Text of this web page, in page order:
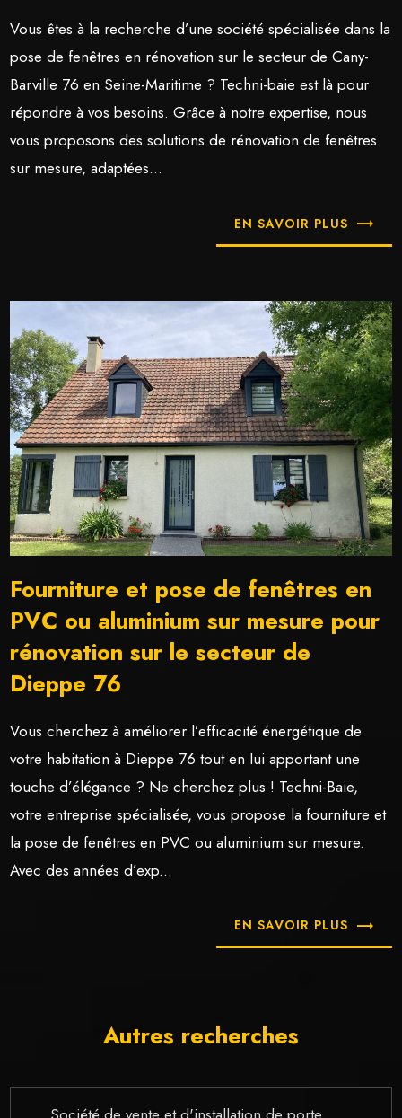
Vous êtes à la recherche d’une société spécialisée dans la
pose de fenêtres en rénovation sur le secteur de Cany-
Barville 76 en Seine-Maritime ? Techni-baie est là pour
répondre à vos besoins. Grâce à notre expertise, nous
vous proposons des solutions de rénovation de fenêtres
sur mesure, adaptées...
EN SAVOIR PLUS
Fourniture et pose de fenêtres en
PVC ou aluminium sur mesure pour
rénovation sur le secteur de
Dieppe 76
Vous cherchez à améliorer l’efficacité énergétique de
votre habitation à Dieppe 76 tout en lui apportant une
touche d’élégance ? Ne cherchez plus ! Techni-Baie,
votre entreprise spécialisée, vous propose la fourniture et
la pose de fenêtres en PVC ou aluminium sur mesure.
Avec des années d’exp...
EN SAVOIR PLUS
Autres recherches